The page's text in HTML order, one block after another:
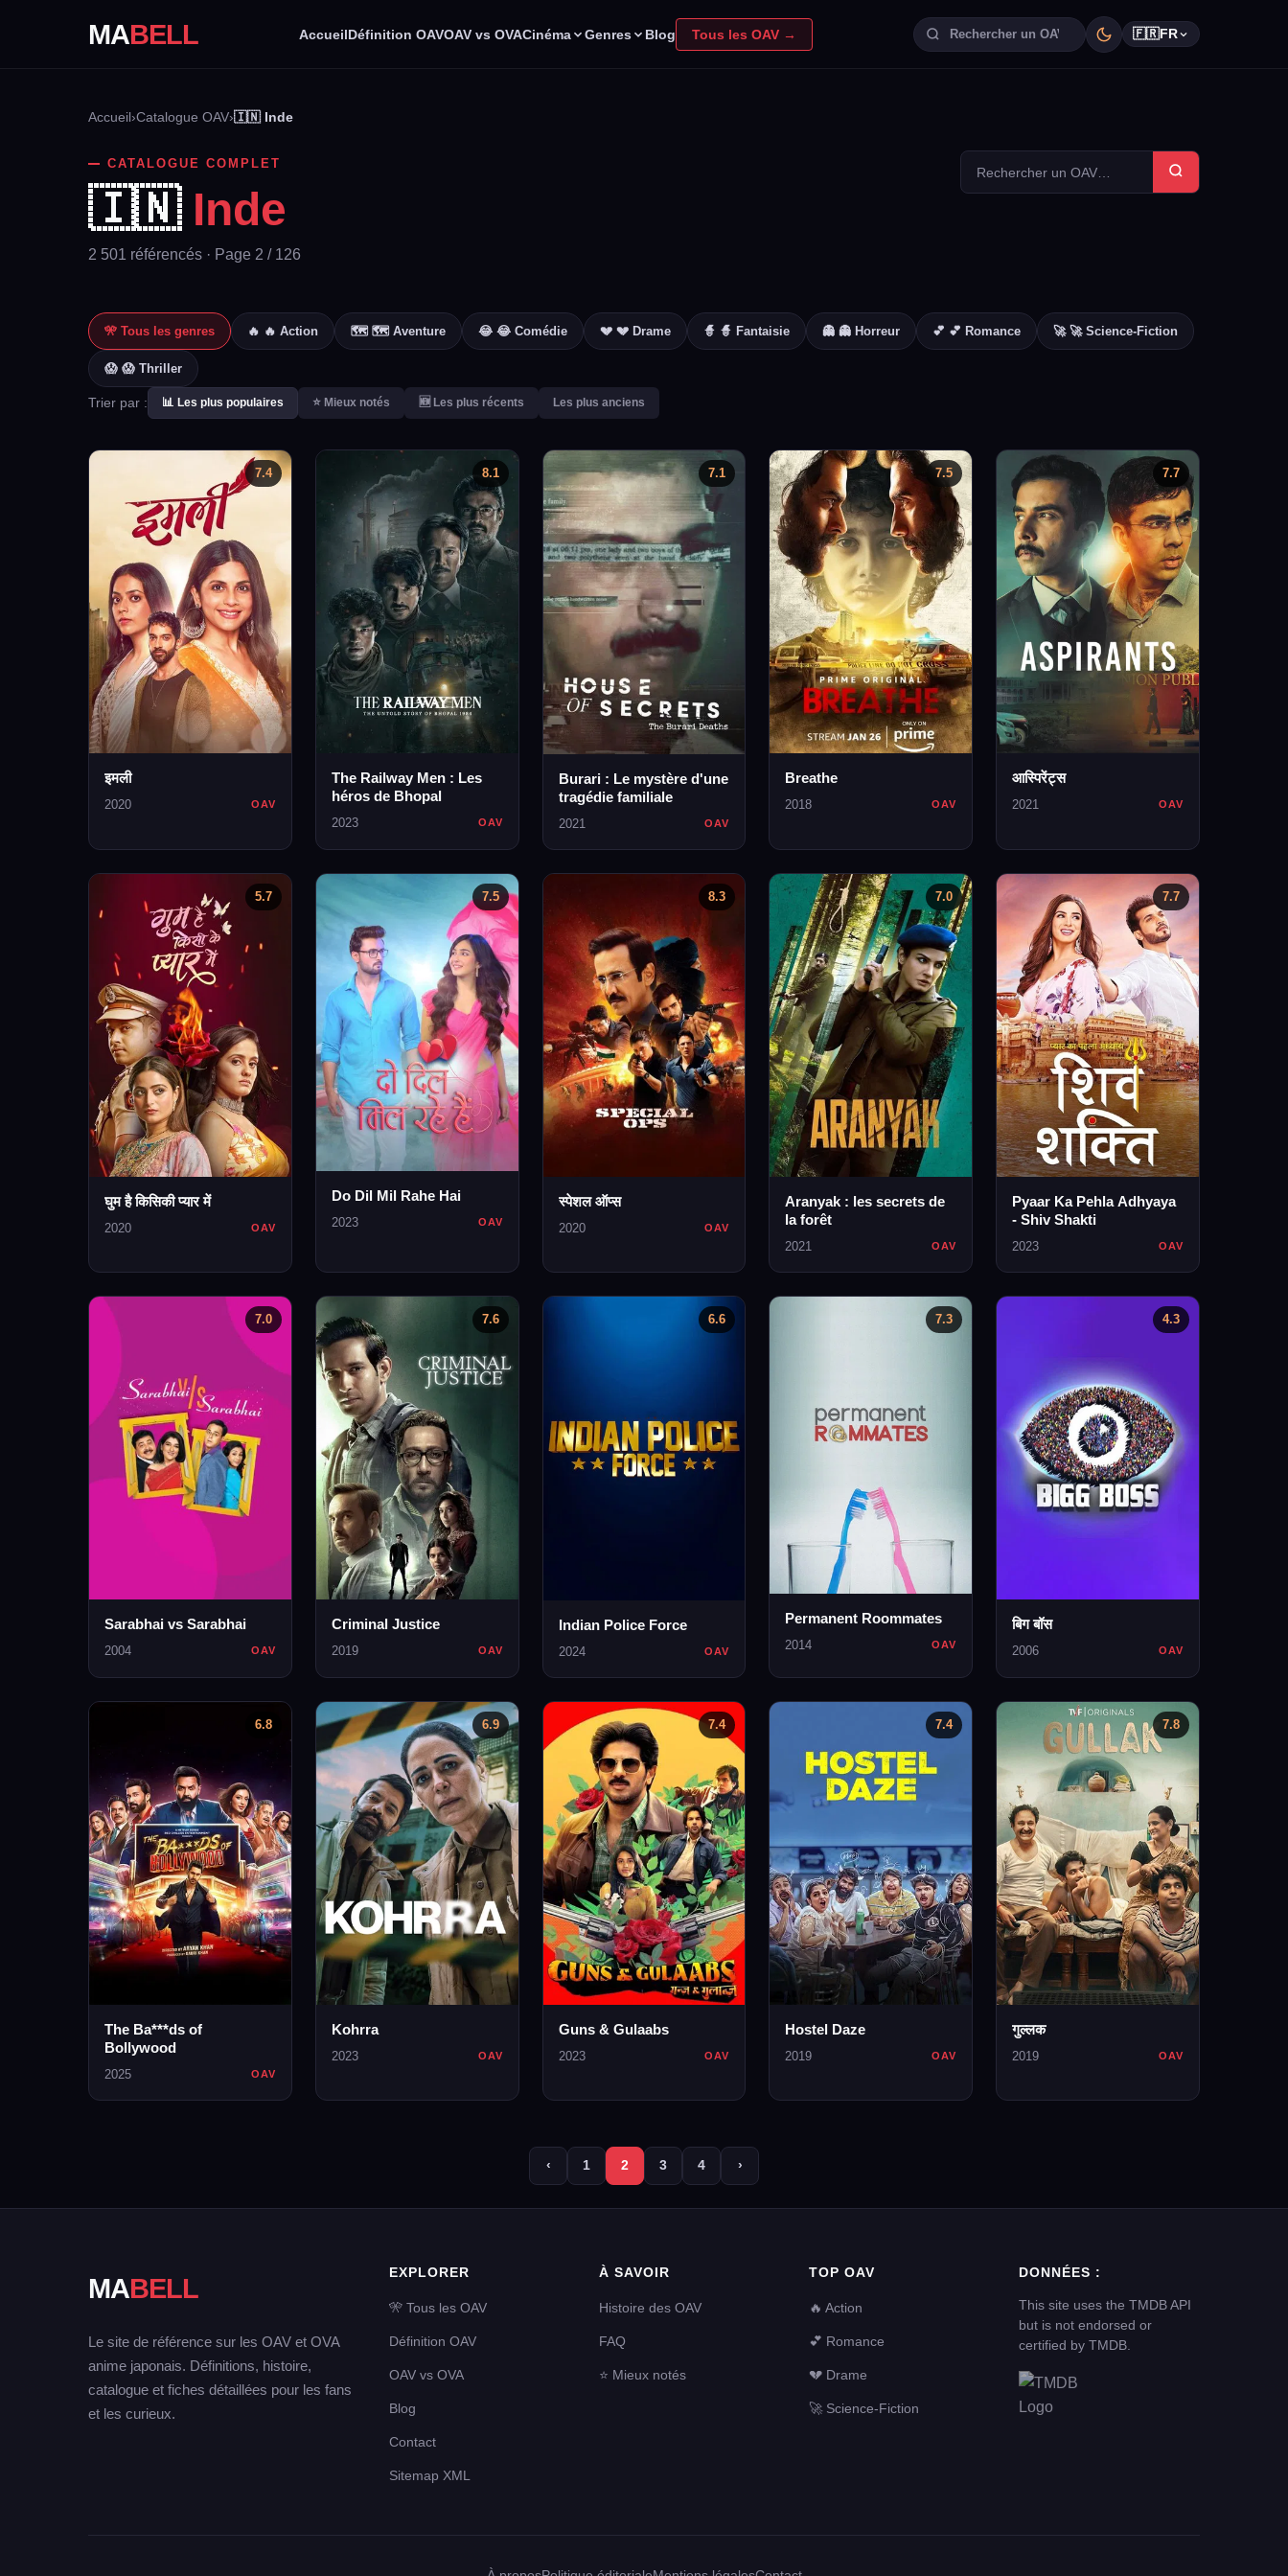
MABELL AccueilDéfinition OAVOAV vs OVACinéma Genres Blog Tous les OAV → 🇫🇷 FR
Accueil ›Catalogue OAV›🇮🇳 Inde
CATALOGUE COMPLET
🇮🇳 Inde
2 501 référencés · Page 2 / 126
🎌 Tous les genres 🔥 🔥 Action 🗺️ 🗺️ Aventure 😂 😂 Comédie 💔 💔 Drame 🧙 🧙 Fantaisie 👻 👻 Horreur 💕 💕 Romance 🚀 🚀 Science-Fiction
😱 😱 Thriller
Trier par : 📊 Les plus populaires ⭐ Mieux notés 🆕 Les plus récents Les plus anciens
7.4
इमली
2020 OAV
8.1
The Railway Men : Les
héros de Bhopal
2023 OAV
7.1
Burari : Le mystère d'une
tragédie familiale
2021 OAV
7.5
Breathe
2018 OAV
7.7
आस्पिरेंट्स
2021 OAV
5.7
घुम है किसिकी प्यार में
2020 OAV
7.5
Do Dil Mil Rahe Hai
2023 OAV
8.3
स्पेशल ऑप्स
2020 OAV
7.0
Aranyak : les secrets de
la forêt
2021 OAV
7.7
Pyaar Ka Pehla Adhyaya
- Shiv Shakti
2023 OAV
7.0
Sarabhai vs Sarabhai
2004 OAV
7.6
Criminal Justice
2019 OAV
6.6
Indian Police Force
2024 OAV
7.3
Permanent Roommates
2014 OAV
4.3
बिग बॉस
2006 OAV
6.8
The Ba***ds of
Bollywood
2025 OAV
6.9
Kohrra
2023 OAV
7.4
Guns & Gulaabs
2023 OAV
7.4
Hostel Daze
2019 OAV
7.8
गुल्लक
2019 OAV
‹ 1 2 3 4 ›
MABELL
Le site de référence sur les OAV et OVA
anime japonais. Définitions, histoire,
catalogue et fiches détaillées pour les fans
et les curieux.
EXPLORER
🎌 Tous les OAV
Définition OAV
OAV vs OVA
Blog
Contact
Sitemap XML
À SAVOIR
Histoire des OAV
FAQ
⭐ Mieux notés
TOP OAV
🔥 Action
💕 Romance
💔 Drame
🚀 Science-Fiction
DONNÉES :
This site uses the TMDB API
but is not endorsed or
certified by TMDB.